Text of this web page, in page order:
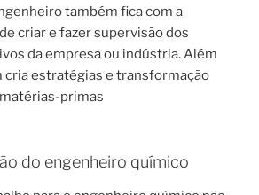
também fica com a
criar e fazer supervisão dos
da empresa ou indústria. Além
cria estratégias e transformação
primas
do engenheiro químico